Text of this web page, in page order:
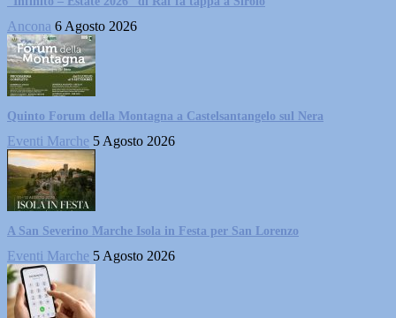
Ancona 6 Agosto 2026
Quinto Forum della Montagna a Castelsantangelo sul Nera
Eventi Marche 5 Agosto 2026
A San Severino Marche Isola in Festa per San Lorenzo
Eventi Marche 5 Agosto 2026